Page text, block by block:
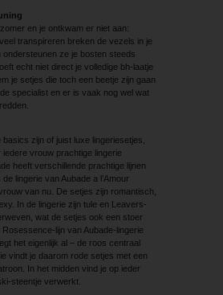
en je ontkwam er niet aan:
transpireren breken de vezels in je
ondersteunen ze je bosten steeds
echt niet direct je volledige bh-laatje
je setjes die toch een beetje zijn gaan
specialist en er is vaak nog wel wat
zijn of juist luxe lingeriesetjes,
iedere vrouw prachtige lingerie
heeft verschillende prachtige lijnen
lingerie van Aubade a l’Amour
van nu. De setjes zijn romantisch,
In de lingerie zijn tule en Leavers-
wat de setjes ook een stoer
lijn van Aubade-lingerie
het eigenlijk al – de roos centraal
vindt je daarom rode setjes met een
In het midden vind je op ieder
steentje verwerkt.